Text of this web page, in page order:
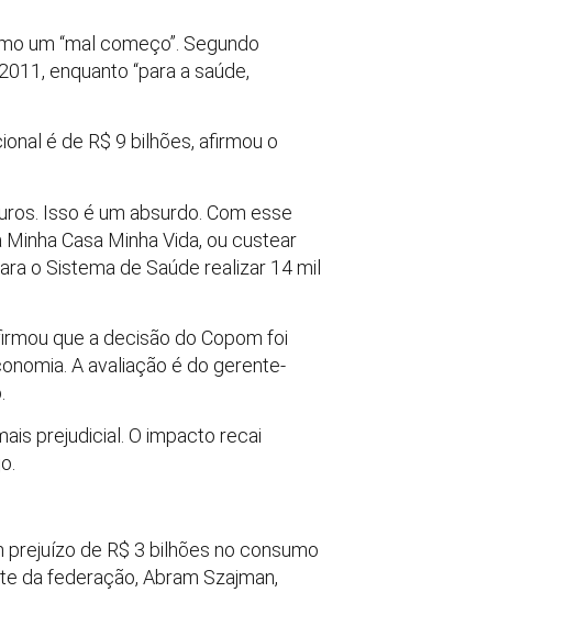
um “mal começo”. Segundo
enquanto “para a saúde,
é de R$ 9 bilhões, afirmou o
Isso é um absurdo. Com esse
Casa Minha Vida, ou custear
o Sistema de Saúde realizar 14 mil
que a decisão do Copom foi
A avaliação é do gerente-
prejudicial. O impacto recai
de R$ 3 bilhões no consumo
da federação, Abram Szajman,